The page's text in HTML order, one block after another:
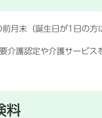
月末（誕生日が1日の方
介護認定や介護サービス
料